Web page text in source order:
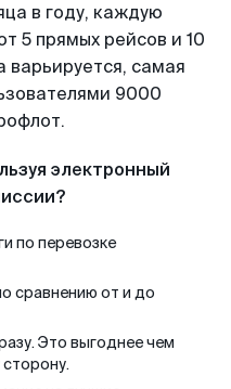
в году, каждую
5 прямых рейсов и 10
варьируется, самая
9000
электронный
по перевозке
сравнению от и до
Это выгоднее чем